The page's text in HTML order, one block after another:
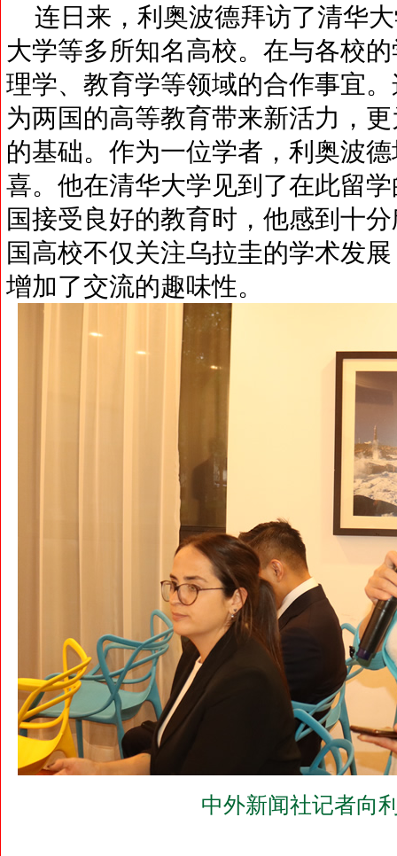
连日来，利奥波德拜访了清华
大学等多所知名高校。在与各校
理学、教育学等领域的合作事宜
为两国的高等教育带来新活力，
的基础。作为一位学者，利奥波
喜。他在清华大学见到了在此留
国接受良好的教育时，他感到十
国高校不仅关注乌拉圭的学术发
增加了交流的趣味性。
中外新闻社记者向